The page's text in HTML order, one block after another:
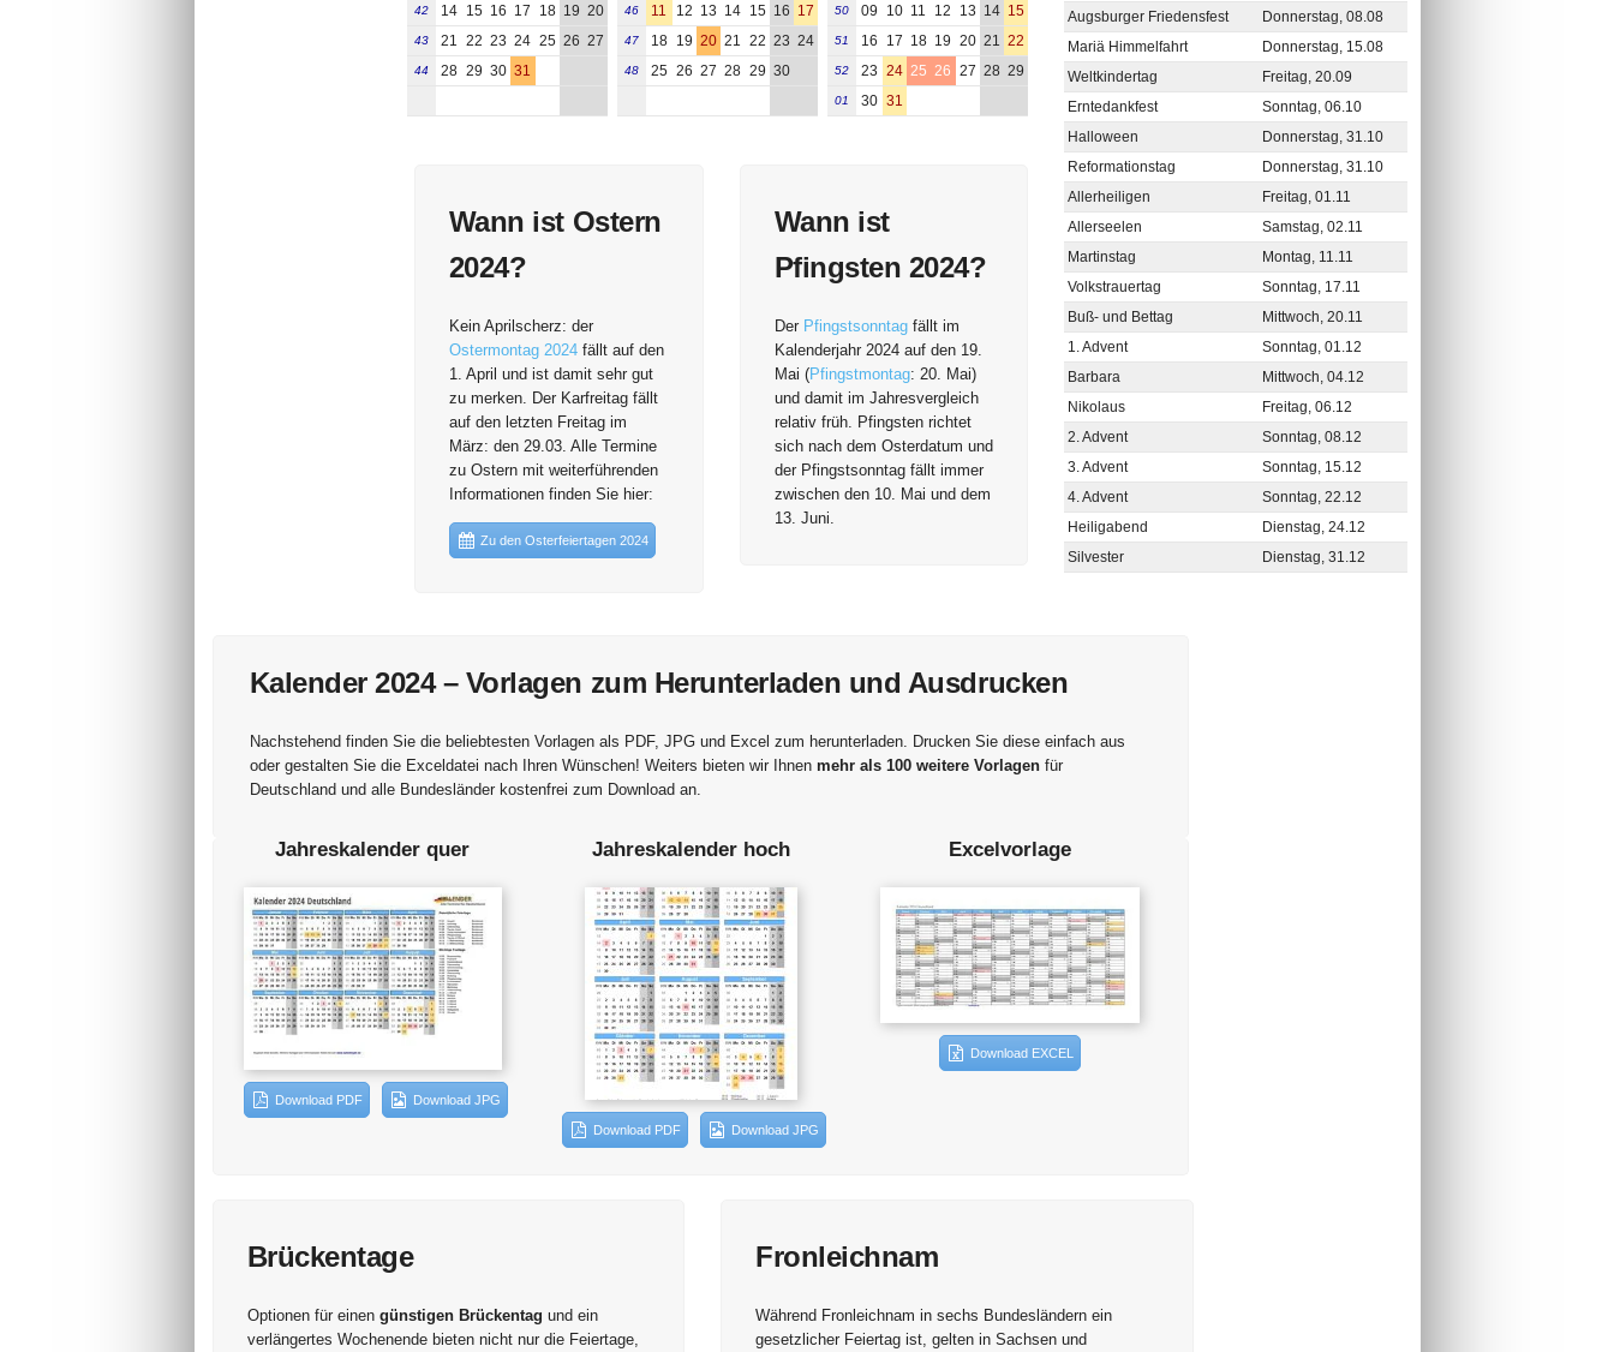
42 14 15 16 17 18 19 20
43 21 22 23 24 25 26 27
44 28 29 30 31
46 11 12 13 14 15 16 17
47 18 19 20 21 22 23 24
48 25 26 27 28 29 30
50 09 10 11 12 13 14 15
51 16 17 18 19 20 21 22
52 23 24 25 26 27 28 29
01 30 31
Wann ist Ostern
2024?
Kein Aprilscherz: der
Ostermontag 2024fällt auf den
1. April und ist damit sehr gut
zu merken. Der Karfreitag fällt
auf den letzten Freitag im
März: den 29.03. Alle Termine
zu Ostern mit weiterführenden
Informationen finden Sie hier:
Zu den Osterfeiertagen 2024
Wann ist
Pfingsten 2024?
Der Pfingstsonntag fällt im
Kalenderjahr 2024 auf den 19.
Mai (Pfingstmontag: 20. Mai)
und damit im Jahresvergleich
relativ früh. Pfingsten richtet
sich nach dem Osterdatum und
der Pfingstsonntag fällt immer
zwischen den 10. Mai und dem
13. Juni.
Augsburger Friedensfest
Donnerstag, 08.08
Mariä Himmelfahrt
Donnerstag, 15.08
Weltkindertag
Freitag, 20.09
Erntedankfest
Sonntag, 06.10
Halloween
Donnerstag, 31.10
Reformationstag
Donnerstag, 31.10
Allerheiligen
Freitag, 01.11
Allerseelen
Samstag, 02.11
Martinstag
Montag, 11.11
Volkstrauertag
Sonntag, 17.11
Buß- und Bettag
Mittwoch, 20.11
1. Advent
Sonntag, 01.12
Barbara
Mittwoch, 04.12
Nikolaus
Freitag, 06.12
2. Advent
Sonntag, 08.12
3. Advent
Sonntag, 15.12
4. Advent
Sonntag, 22.12
Heiligabend
Dienstag, 24.12
Silvester
Dienstag, 31.12
Kalender 2024 – Vorlagen zum Herunterladen und Ausdrucken
Nachstehend finden Sie die beliebtesten Vorlagen als PDF, JPG und Excel zum herunterladen. Drucken Sie diese einfach aus
oder gestalten Sie die Exceldatei nach Ihren Wünschen! Weiters bieten wir Ihnen mehr als 100 weitere Vorlagenfür
Deutschland und alle Bundesländer kostenfrei zum Download an.
Jahreskalender quer
Download PDF Download JPG
Jahreskalender hoch
Download PDF Download JPG
Excelvorlage
Download EXCEL
Brückentage
Optionen für einen günstigen Brückentag und ein
verlängertes Wochenende bieten nicht nur die Feiertage,
Fronleichnam
Während Fronleichnam in sechs Bundesländern ein
gesetzlicher Feiertag ist, gelten in Sachsen und